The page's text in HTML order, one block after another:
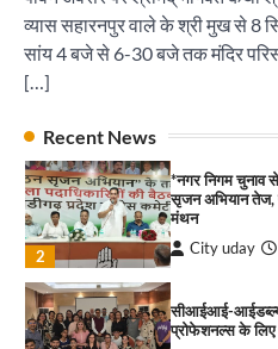
व्यास सहारनपुर वाले के श्री मुख से 8
सांय 4 बजे से 6-30 बजे तक मंदिर
[…]
Recent News
City uday
1
2
*नगर निगम चुनाव
सृजन अभियान तेज,
मंथन
City uday
सीआईआई-
प्रोफेशनल्स के
2
कश्मीर तक किया
आयाम
City uday
3
सरकारी आदर्श
कार्यक्रम आयोजित
City uday